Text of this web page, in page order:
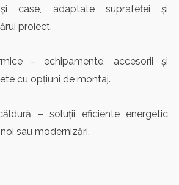
și case, adaptate suprafeței și
proiect.
– echipamente, accesorii și
cu opțiuni de montaj.
– soluții eficiente energetic
sau modernizări.